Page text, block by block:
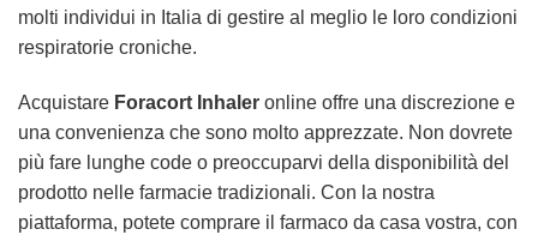
molti individui in Italia di gestire al meglio le loro condizioni
respiratorie croniche.
Acquistare Foracort Inhaler online offre una discrezione e
una convenienza che sono molto apprezzate. Non dovrete
più fare lunghe code o preoccuparvi della disponibilità del
prodotto nelle farmacie tradizionali. Con la nostra
piattaforma, potete comprare il farmaco da casa vostra, con